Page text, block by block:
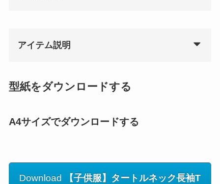
アイテム説明
型紙をダウンロードする
A4サイズでダウンロードする
Download
【子供服】タートルネック長袖T